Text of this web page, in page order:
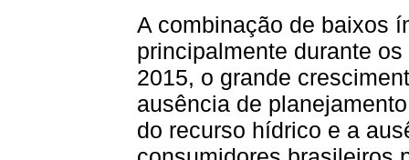
A combinação de baixos
principalmente durante
2015, o grande
ausência de
do recurso hídrico e a